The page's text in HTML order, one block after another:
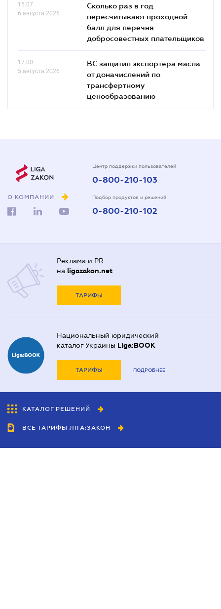
15.07
6 августа 2026
Сколько раз в год
пересчитывают проходной
балл для перечня
добросовестных плательщиков
17.00
5 августа 2026
ВС защитил экспортера масла
от доначислений по
трансфертному
ценообразованию
О КОМПАНИИ
Центр поддержки пользователей
0-800-210-103
Подбор продуктов и решений
0-800-210-102
Реклама и PR
на ligazakon.net
ТАРИФЫ
Национальный юридический
каталог Украины Liga:BOOK
ТАРИФЫ ПОДРОБНЕЕ
КАТАЛОГ РЕШЕНИЙ
ВСЕ ТАРИФЫ ЛІГА:ЗАКОН